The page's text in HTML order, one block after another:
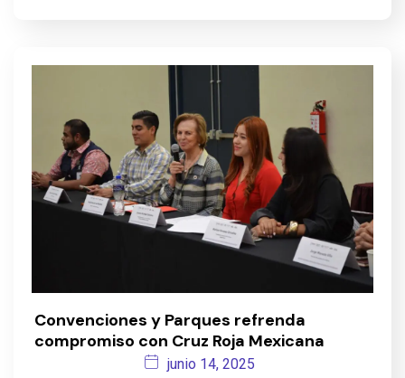
Convenciones y Parques refrenda
compromiso con Cruz Roja Mexicana
junio 14, 2025